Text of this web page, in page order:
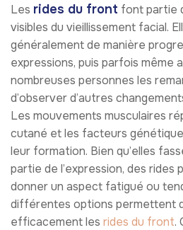
Les rides du front font partie
visibles du vieillissement facial.
généralement de manière
expressions, puis parfois même
nombreuses personnes les
d’observer d’autres
Les mouvements musculaires
cutané et les facteurs
leur formation. Bien qu’elles
partie de l’expression, des rides
donner un aspect fatigué ou
différentes options permettent
efficacement les rides du front.